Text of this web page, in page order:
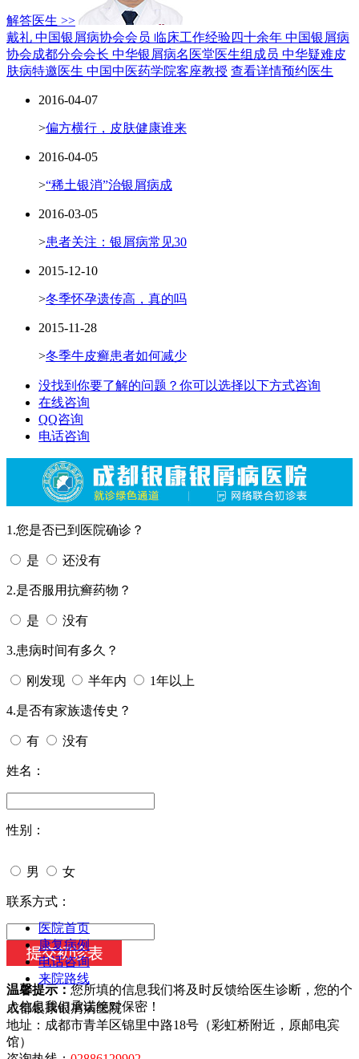
解答医生 >>
戴礼 中国银屑病协会会员 临床工作经验四十余年 中国银屑病
协会成都分会会长 中华银屑病名医堂医生组成员 中华疑难皮
肤病特邀医生 中国中医药学院客座教授 查看详情预约医生
2016-04-07
>偏方横行，皮肤健康谁来
2016-04-05
>“稀土银消”治银屑病成
2016-03-05
>患者关注：银屑病常见30
2015-12-10
>冬季怀孕遗传高，真的吗
2015-11-28
>冬季牛皮癣患者如何减少
没找到你要了解的问题？你可以选择以下方式咨询
在线咨询
QQ咨询
电话咨询
1.您是否已到医院确诊？
是 还没有
2.是否服用抗癣药物？
是 没有
3.患病时间有多久？
刚发现 半年内 1年以上
4.是否有家族遗传史？
有 没有
姓名：
性别：
男 女
今天日期：
联系方式：
温馨提示： 您所填的信息我们将及时反馈给医生诊断，您的个
人信息我们承诺绝对保密！
医院首页
康复病例
电话咨询
来院路线
成都银康银屑病医院
地址：成都市青羊区锦里中路18号（彩虹桥附近，原邮电宾
馆）